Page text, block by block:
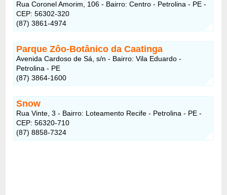
Rua Coronel Amorim, 106 - Bairro: Centro - Petrolina - PE -
CEP: 56302-320
(87) 3861-4974
Parque Zôo-Botânico da Caatinga
Avenida Cardoso de Sá, s/n - Bairro: Vila Eduardo -
Petrolina - PE
(87) 3864-1600
Snow
Rua Vinte, 3 - Bairro: Loteamento Recife - Petrolina - PE -
CEP: 56320-710
(87) 8858-7324